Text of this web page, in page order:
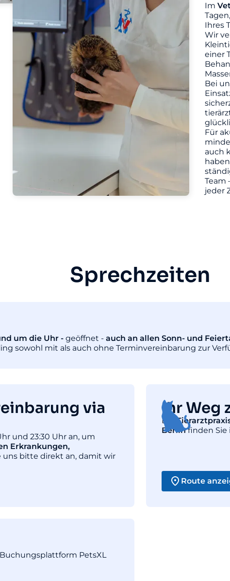
Im
Ihres
Wir
einer
Bei
Für
auch
Team
jeder
Sprechzeiten
um die Uhr - geöffnet - auch an allen Sonn- und
sowohl mit als auch ohne Terminvereinbarung zur
via
und 23:30 Uhr an, um
Erkrankungen,
uns bitte direkt an, damit wir
Ihr Weg
Die
Berlinfinden Sie
Route
PetsXL